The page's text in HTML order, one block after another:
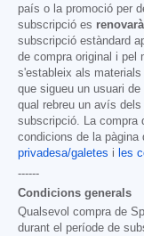
país o la promoció per
subscripció es
subscripció estàndard
de compra original i pel
s'estableix als
que sigueu un usuari
qual rebreu un avís
subscripció. La compra
condicions de la pàgina
privadesa/galetes i les
------
Condicions generals
Qualsevol compra de
durant el període de